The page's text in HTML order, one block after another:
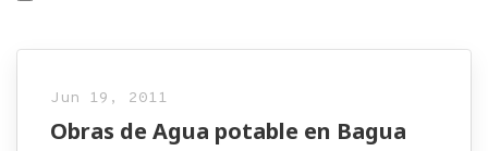
Jun 19, 2011
Obras de Agua potable en Bagua